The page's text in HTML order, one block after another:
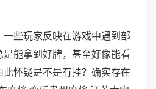
些玩家反映在游戏中遇到部
能拿到好牌，甚至好像能看
怀疑是不是有挂？确实存在